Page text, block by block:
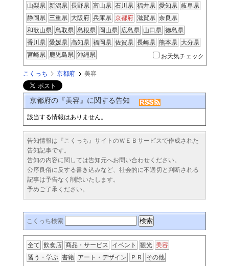
山梨県 新潟県 長野県 富山県 石川県 福井県 愛知県 岐阜県
静岡県 三重県 大阪府 兵庫県 京都府 滋賀県 奈良県
和歌山県 鳥取県 島根県 岡山県 広島県 山口県 徳島県
香川県 愛媛県 高知県 福岡県 佐賀県 長崎県 熊本県 大分県
宮崎県 鹿児島県 沖縄県 お天気チェック
こくっち 京都府 美容
京都府の『美容』に関する告知
該当する情報はありません。
告知情報は『こくっち』サイトのＷＥＢサービスで作成された
告知記事です。
告知の内容に関しては告知元へお問い合わせください。
公序良俗に反する書き込みなど、社会的に不適切と判断される
記事は予告なく削除いたします。
予めご了承ください。
こくっち検索
全て 飲食店 商品・サービス イベント 観光 美容
習う・学ぶ 書籍 アート・デザイン ＰＲ その他